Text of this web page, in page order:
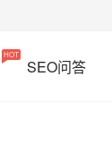
HOT
SEO问答